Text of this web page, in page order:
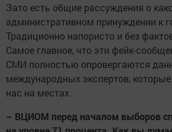
Зато есть общие рассуждения о
административном принуждении к
Традиционно напористо и без
Самое главное, что эти фейк-
СМИ полностью опровергаются
международных экспертов, которые
нас на местах.
– ВЦИОМ перед началом выборов